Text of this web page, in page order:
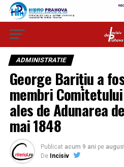
ADMINISTRATIE
George Bariţiu a
membri
ales de Adunarea
mai 1848
Publicat acum 9 ani pe
De Incisiv